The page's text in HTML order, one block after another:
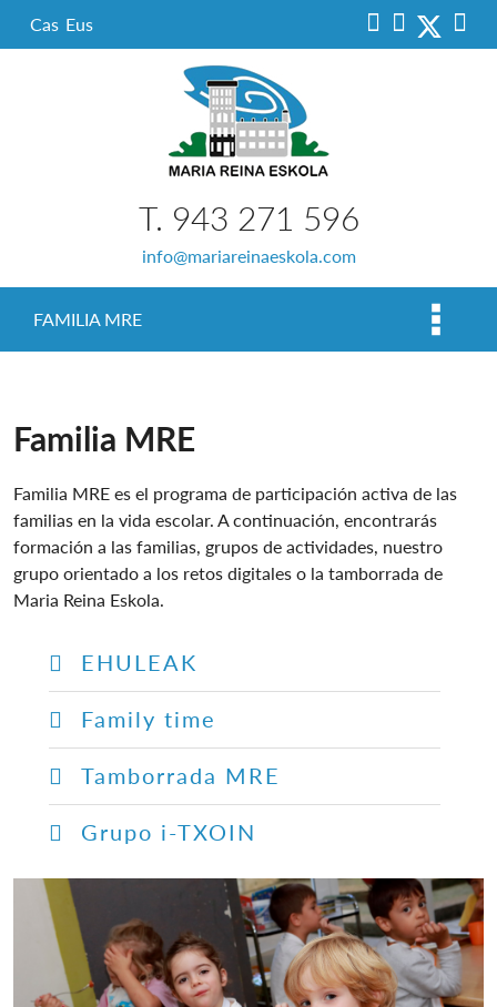
Cas Eus
T. 943 271 596
info@mariareinaeskola.com
FAMILIA MRE
Familia MRE
Familia MRE es el programa de participación activa de las
familias en la vida escolar. A continuación, encontrarás
formación a las familias, grupos de actividades, nuestro
grupo orientado a los retos digitales o la tamborrada de
Maria Reina Eskola.
EHULEAK
Family time
Tamborrada MRE
Grupo i-TXOIN